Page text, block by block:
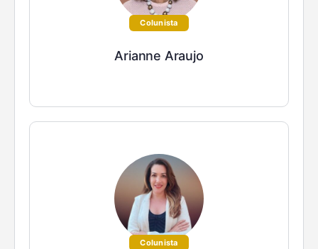
Colunista
Arianne Araujo
Colunista